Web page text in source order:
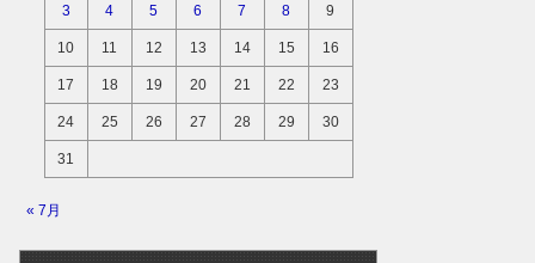
3 4 5 6 7 8 9
10 11 12 13 14 15 16
17 18 19 20 21 22 23
24 25 26 27 28 29 30
31
« 7月